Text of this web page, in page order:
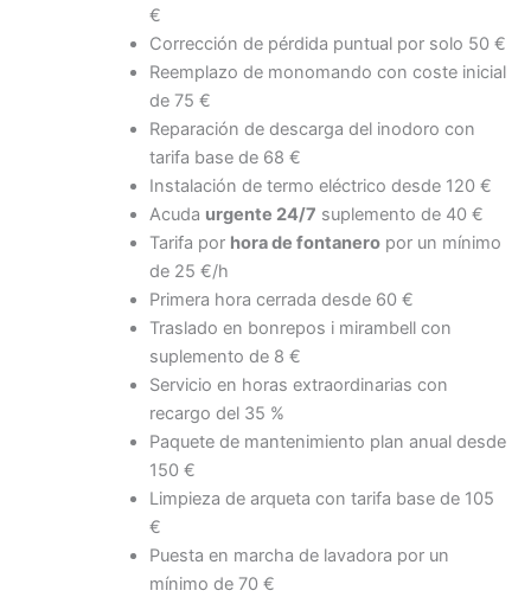
€
Corrección de pérdida puntual por solo 50 €
Reemplazo de monomando con coste inicial
de 75 €
Reparación de descarga del inodoro con
tarifa base de 68 €
Instalación de termo eléctrico desde 120 €
Acuda urgente 24/7 suplemento de 40 €
Tarifa por hora de fontaneropor un mínimo
de 25 €/h
Primera hora cerrada desde 60 €
Traslado en bonrepos i mirambell con
suplemento de 8 €
Servicio en horas extraordinarias con
recargo del 35 %
Paquete de mantenimiento plan anual desde
150 €
Limpieza de arqueta con tarifa base de 105
€
Puesta en marcha de lavadora por un
mínimo de 70 €